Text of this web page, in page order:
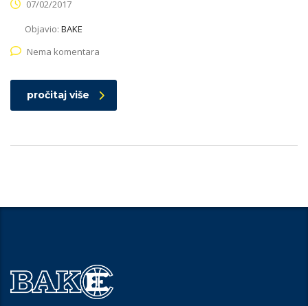
07/02/2017
Objavio: BAKE
Nema komentara
pročitaj više